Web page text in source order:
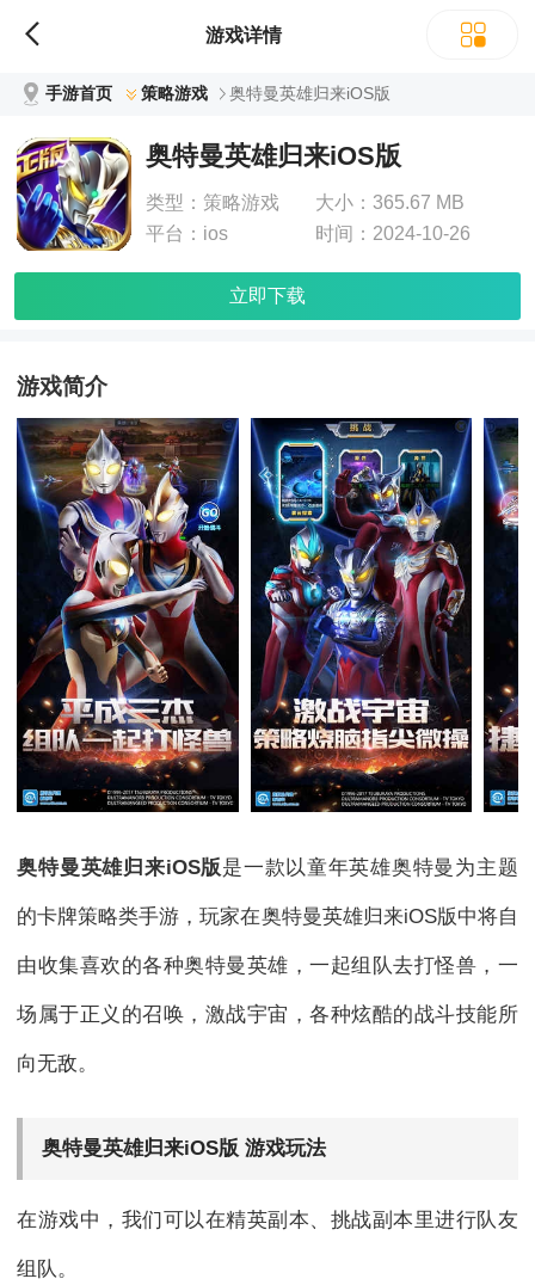
游戏详情
手游首页 策略游戏 奥特曼英雄归来iOS版
奥特曼英雄归来iOS版
类型： 策略游戏 大小：365.67 MB
平台： ios 时间： 2024-10-26
立即下载
游戏简介
奥特曼英雄归来iOS版是一款以童年英雄奥特曼为主题
的卡牌策略类手游，玩家在奥特曼英雄归来iOS版中将自
由收集喜欢的各种奥特曼英雄，一起组队去打怪兽，一
场属于正义的召唤，激战宇宙，各种炫酷的战斗技能所
向无敌。
奥特曼英雄归来iOS版 游戏玩法
在游戏中，我们可以在精英副本、挑战副本里进行队友
组队。